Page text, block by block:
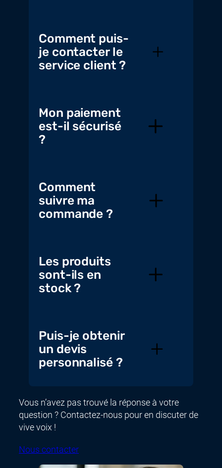
Comment puis-
je contacter le
service client ?
Mon paiement
est-il sécurisé
?
Comment
suivre ma
commande ?
Les produits
sont-ils en
stock ?
Puis-je obtenir
un devis
personnalisé ?
Vous n’avez pas trouvé la réponse à votre
question ? Contactez-nous pour en discuter de
vive voix !
Nous contacter